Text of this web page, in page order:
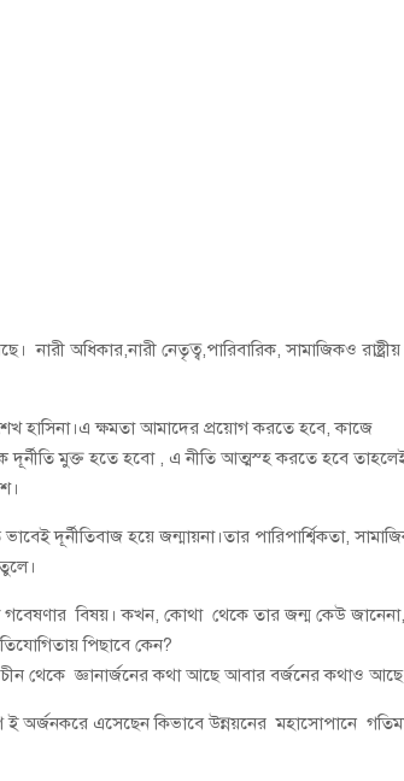
নারী অধিকার,নারী নেতৃত্ব,পারিবারিক, সামাজিকও রাষ্ট্রীয়
হাসিনা।এ ক্ষমতা আমাদের প্রয়োগ করতে হবে, কাজে
দূর্নীতি মুক্ত হতে হবো , এ নীতি আত্মস্হ করতে হবে
দূর্নীতিবাজ হয়ে জন্মায়না।তার পারিপার্শ্বিকতা,
গবেষণার বিষয়। কখন, কোথা থেকে তার জন্ম কেউ
পিছাবে কেন?
থেকে জ্ঞানার্জনের কথা আছে আবার বর্জনের কথাও
অর্জনকরে এসেছেন কিভাবে উন্নয়নের মহাসোপানে